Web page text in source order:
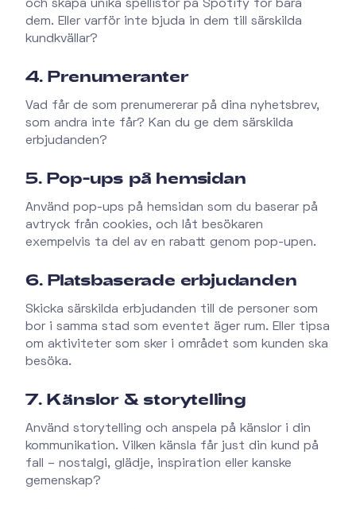
och skapa unika spellistor på Spotify för bara
dem. Eller varför inte bjuda in dem till särskilda
kundkvällar?
4. Prenumeranter
Vad får de som prenumererar på dina nyhetsbrev,
som andra inte får? Kan du ge dem särskilda
erbjudanden?
5. Pop-ups på hemsidan
Använd pop-ups på hemsidan som du baserar på
avtryck från cookies, och låt besökaren
exempelvis ta del av en rabatt genom pop-upen.
6. Platsbaserade erbjudanden
Skicka särskilda erbjudanden till de personer som
bor i samma stad som eventet äger rum. Eller tipsa
om aktiviteter som sker i området som kunden ska
besöka.
7. Känslor & storytelling
Använd storytelling och anspela på känslor i din
kommunikation. Vilken känsla får just din kund på
fall – nostalgi, glädje, inspiration eller kanske
gemenskap?